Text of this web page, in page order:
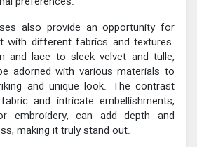
also provide an opportunity for
with different fabrics and textures.
and lace to sleek velvet and tulle,
adorned with various materials to
and unique look. The contrast
and intricate embellishments,
embroidery, can add depth and
making it truly stand out.